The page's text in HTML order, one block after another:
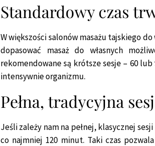
Standardowy czas
W większości salonów masażu tajskiego
dopasować masaż do własnych
rekomendowane są krótsze sesje – 60
intensywnie organizmu.
Pełna, tradycyjna
Jeśli zależy nam na pełnej, klasycznej sesji
co najmniej 120 minut. Taki czas